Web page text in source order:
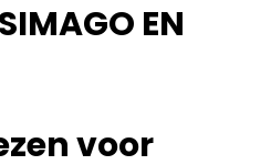
EN
voor